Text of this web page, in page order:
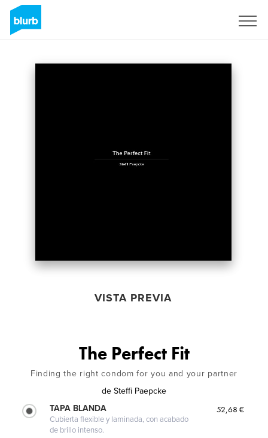
VISTA PREVIA
The Perfect Fit
Finding the right condom for you and your partner
de Steffi Paepcke
TAPA BLANDA
Cubierta flexible y laminada, con acabado
de brillo intenso.
52,68 €